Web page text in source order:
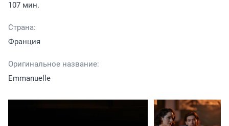
107 мин.
Страна:
Франция
Оригинальное название:
Emmanuelle